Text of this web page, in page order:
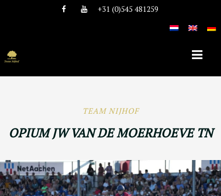
+31 (0)545 481259
GESCHICHTE
TEAM
STELLEN
TEAM NIJHOF
OPIUM JW VAN DE MOERHOEVE TN